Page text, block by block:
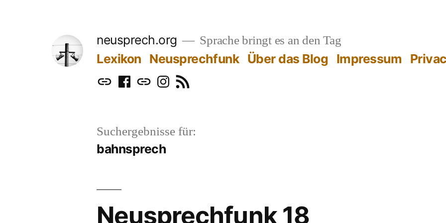
neusprech.org Sprache bringt es an den Tag
Lexikon Neusprechfunk Über das Blog Impressum
MastodonFacebook
BlueskyInstagram
RSS
Suchergebnisse für:
bahnsprech
Neusprechfunk 18